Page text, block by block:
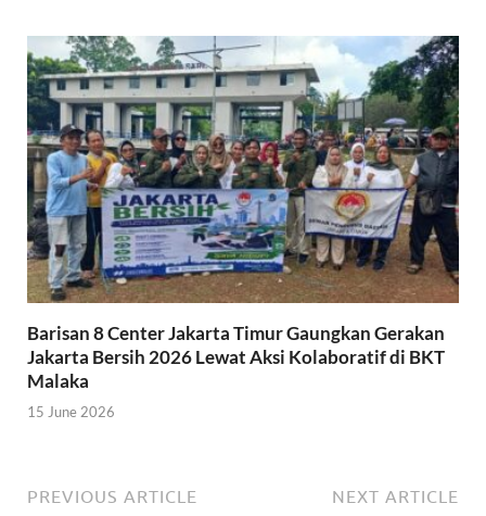
Barisan 8 Center Jakarta Timur Gaungkan Gerakan
Jakarta Bersih 2026 Lewat Aksi Kolaboratif di BKT
Malaka
15 June 2026
PREVIOUS ARTICLE NEXT ARTICLE